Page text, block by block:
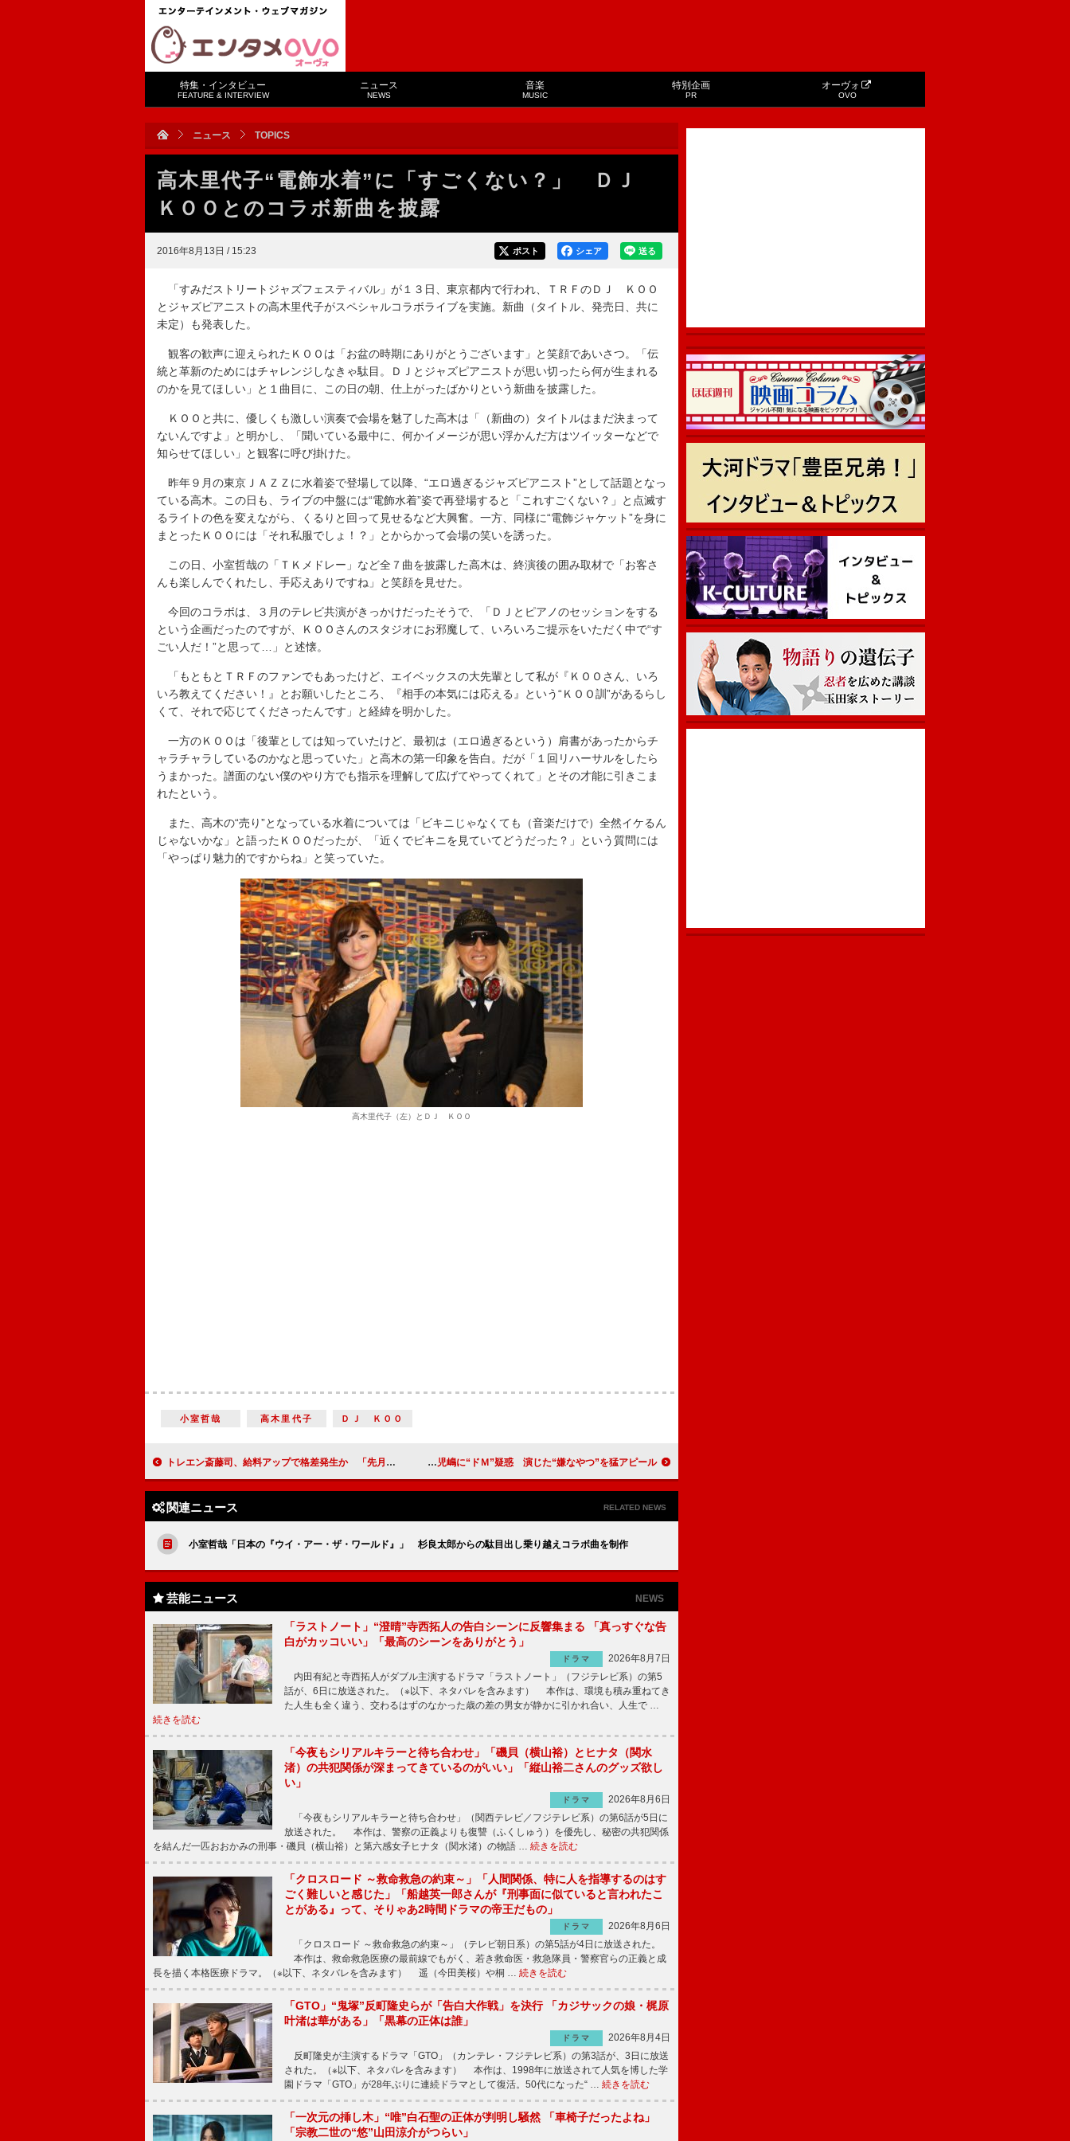
特集・インタビュー
FEATURE & INTERVIEW
ニュース
NEWS
音楽
MUSIC
特別企画
PR
オーヴォ
OVO
ニュース TOPICS
高木里代子“電飾水着”に「すごくない？」 ＤＪ
ＫＯＯとのコラボ新曲を披露
2016年8月13日 / 15:23 送る
シェア
ポスト
「すみだストリートジャズフェスティバル」が１３日、東京都内で行われ、ＴＲＦのＤＪ ＫＯＯ
とジャズピアニストの高木里代子がスペシャルコラボライブを実施。新曲（タイトル、発売日、共に
未定）も発表した。
観客の歓声に迎えられたＫＯＯは「お盆の時期にありがとうございます」と笑顔であいさつ。「伝
統と革新のためにはチャレンジしなきゃ駄目。ＤＪとジャズピアニストが思い切ったら何が生まれる
のかを見てほしい」と１曲目に、この日の朝、仕上がったばかりという新曲を披露した。
ＫＯＯと共に、優しくも激しい演奏で会場を魅了した高木は「（新曲の）タイトルはまだ決まって
ないんですよ」と明かし、「聞いている最中に、何かイメージが思い浮かんだ方はツイッターなどで
知らせてほしい」と観客に呼び掛けた。
昨年９月の東京ＪＡＺＺに水着姿で登場して以降、“エロ過ぎるジャズピアニスト”として話題となっ
ている高木。この日も、ライブの中盤には“電飾水着”姿で再登場すると「これすごくない？」と点滅す
るライトの色を変えながら、くるりと回って見せるなど大興奮。一方、同様に“電飾ジャケット”を身に
まとったＫＯＯには「それ私服でしょ！？」とからかって会場の笑いを誘った。
この日、小室哲哉の「ＴＫメドレー」など全７曲を披露した高木は、終演後の囲み取材で「お客さ
んも楽しんでくれたし、手応えありですね」と笑顔を見せた。
今回のコラボは、３月のテレビ共演がきっかけだったそうで、「ＤＪとピアノのセッションをする
という企画だったのですが、ＫＯＯさんのスタジオにお邪魔して、いろいろご提示をいただく中で“す
ごい人だ！”と思って…」と述懐。
「もともとＴＲＦのファンでもあったけど、エイベックスの大先輩として私が『ＫＯＯさん、いろ
いろ教えてください！』とお願いしたところ、『相手の本気には応える』という“ＫＯＯ訓”があるらし
くて、それで応じてくださったんです」と経緯を明かした。
一方のＫＯＯは「後輩としては知っていたけど、最初は（エロ過ぎるという）肩書があったからチ
ャラチャラしているのかなと思っていた」と高木の第一印象を告白。だが「１回リハーサルをしたら
うまかった。譜面のない僕のやり方でも指示を理解して広げてやってくれて」とその才能に引きこま
れたという。
また、高木の“売り”となっている水着については「ビキニじゃなくても（音楽だけで）全然イケるん
じゃないかな」と語ったＫＯＯだったが、「近くでビキニを見ていてどうだった？」という質問には
「やっぱり魅力的ですからね」と笑っていた。
高木里代子（左）とＤＪ ＫＯＯ
小室哲哉 高木里代子 ＤＪ ＫＯＯ
トレエン斎藤司、給料アップで格差発生か 「先月は３００万円」とこっそり アンジャッシュ児嶋に“ドＭ”疑惑 演じた“嫌なやつ”を猛アピール
関連ニュース RELATED NEWS
小室哲哉「日本の『ウイ・アー・ザ・ワールド』」 杉良太郎からの駄目出し乗り越えコラボ曲を制作
芸能ニュース NEWS
「ラストノート」“澄晴”寺西拓人の告白シーンに反響集まる 「真っすぐな告
白がカッコいい」「最高のシーンをありがとう」
ドラマ
2026年8月7日
内田有紀と寺西拓人がダブル主演するドラマ「ラストノート」（フジテレビ系）の第5
話が、6日に放送された。（※以下、ネタバレを含みます） 本作は、環境も積み重ねてき
た人生も全く違う、交わるはずのなかった歳の差の男女が静かに引かれ合い、人生で …
続きを読む
「今夜もシリアルキラーと待ち合わせ」「磯貝（横山裕）とヒナタ（関水
渚）の共犯関係が深まってきているのがいい」「縦山裕二さんのグッズ欲し
い」
ドラマ
2026年8月6日
「今夜もシリアルキラーと待ち合わせ」（関西テレビ／フジテレビ系）の第6話が5日に
放送された。 本作は、警察の正義よりも復讐（ふくしゅう）を優先し、秘密の共犯関係
を結んだ一匹おおかみの刑事・磯貝（横山裕）と第六感女子ヒナタ（関水渚）の物語 … 続きを読む
「クロスロード ～救命救急の約束～」「人間関係、特に人を指導するのはす
ごく難しいと感じた」「船越英一郎さんが『刑事面に似ていると言われたこ
とがある』って、そりゃあ2時間ドラマの帝王だもの」
ドラマ
2026年8月6日
「クロスロード ～救命救急の約束～」（テレビ朝日系）の第5話が4日に放送された。
本作は、救命救急医療の最前線でもがく、若き救命医・救急隊員・警察官らの正義と成
長を描く本格医療ドラマ。（※以下、ネタバレを含みます） 遥（今田美桜）や桐 … 続きを読む
「GTO」“鬼塚”反町隆史らが「告白大作戦」を決行 「カジサックの娘・梶原
叶渚は華がある」「黒幕の正体は誰」
ドラマ
2026年8月4日
反町隆史が主演するドラマ「GTO」（カンテレ・フジテレビ系）の第3話が、3日に放送
された。（※以下、ネタバレを含みます） 本作は、1998年に放送されて人気を博した学
園ドラマ「GTO」が28年ぶりに連続ドラマとして復活。50代になった“ … 続きを読む
「一次元の挿し木」“唯”白石聖の正体が判明し騒然 「車椅子だったよね」
「宗教二世の“悠”山田涼介がつらい」